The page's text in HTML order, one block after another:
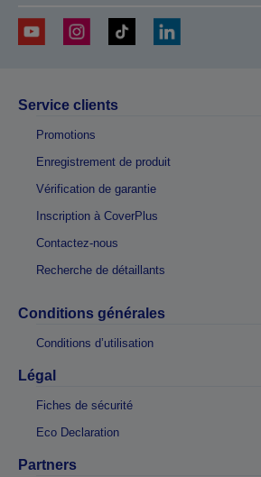
Service clients
Promotions
Enregistrement de produit
Vérification de garantie
Inscription à CoverPlus
Contactez-nous
Recherche de détaillants
Conditions générales
Conditions d’utilisation
Légal
Fiches de sécurité
Eco Declaration
Partners